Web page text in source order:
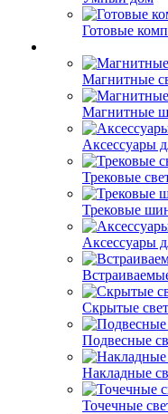
Готовые
Магнитные
Магнитные
Аксессуары
Трековые
Трековые
Аксессуары
Скрытые
Подвесные
Накладные
Точечные